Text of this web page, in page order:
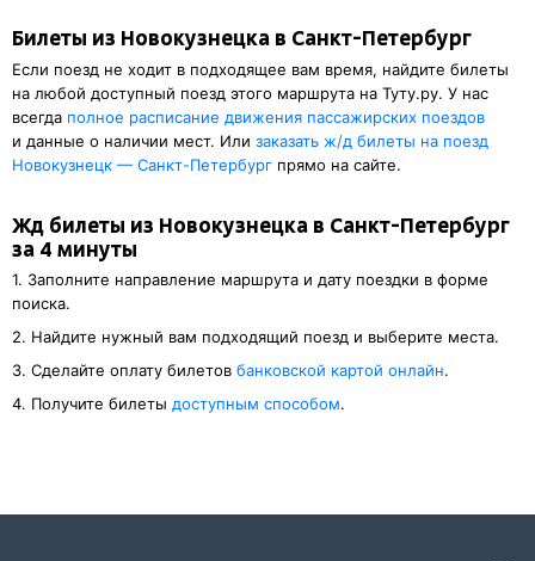
Билеты из Новокузнецка в Санкт-Петербург
Если поезд не ходит в подходящее вам время, найдите билеты
на любой доступный поезд этого маршрута на Туту.ру. У нас
всегда полное расписание движения пассажирских поездов
и данные о наличии мест. Или заказать ж/д билеты на поезд
Новокузнецк — Санкт-Петербург прямо на сайте.
Жд билеты из Новокузнецка в Санкт-Петербург
за 4 минуты
1. Заполните направление маршрута и дату поездки в форме
поиска.
2. Найдите нужный вам подходящий поезд и выберите места.
3. Cделайте оплату билетов банковской картой онлайн.
4. Получите билеты доступным способом.